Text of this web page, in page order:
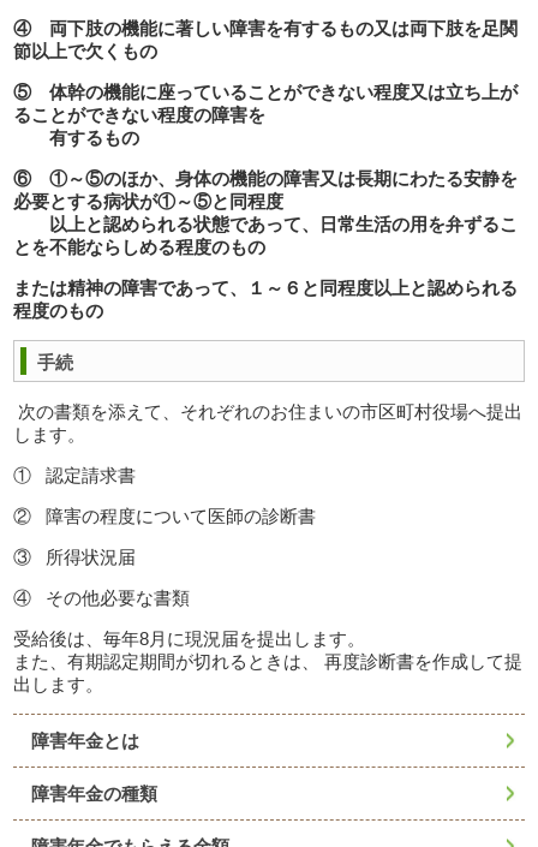
④ 両下肢の機能に著しい障害を有するもの又は両下肢を足関
節以上で欠くもの
⑤ 体幹の機能に座っていることができない程度又は立ち上が
ることができない程度の障害を
有するもの
⑥ ①～⑤のほか、身体の機能の障害又は長期にわたる安静を
必要とする病状が①～⑤と同程度
以上と認められる状態であって、日常生活の用を弁ずるこ
とを不能ならしめる程度のもの
または精神の障害であって、１～６と同程度以上と認められる
程度のもの
手続
次の書類を添えて、それぞれのお住まいの市区町村役場へ提出
します。
① 認定請求書
② 障害の程度について医師の診断書
③ 所得状況届
④ その他必要な書類
受給後は、毎年8月に現況届を提出します。
また、有期認定期間が切れるときは、 再度診断書を作成して提
出します。
障害年金とは
障害年金の種類